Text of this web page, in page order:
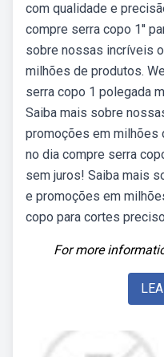
com qualidade e
compre serra copo 1''
sobre nossas incríveis
milhões de produtos.
serra copo 1 polegada
Saiba mais sobre
promoções em milhões
no dia compre serra
sem juros! Saiba mais
e promoções em
copo para cortes
For more